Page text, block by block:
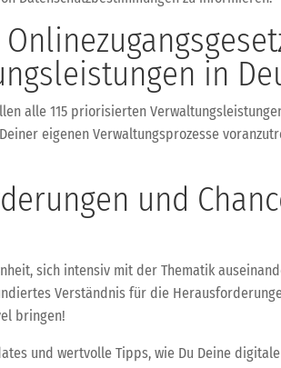
in
alle 115 priorisierten
eigenen Verwaltungsprozesse
und
sich intensiv mit der Thematik
Verständnis für die
bringen!
und wertvolle Tipps, wie Du Deine